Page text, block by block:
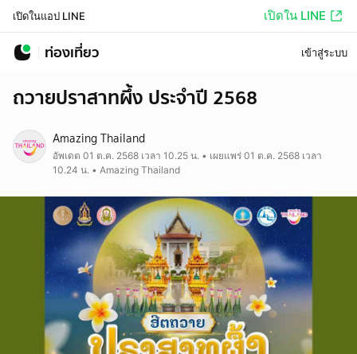
เปิดในแอป LINE เปิดใน LINE
ท่องเที่ยว เข้าสู่ระบบ
ถวายปราสาทผึ้ง ประจำปี 2568
Amazing Thailand
อัพเดต 01 ต.ค. 2568 เวลา 10.25 น. • เผยแพร่ 01 ต.ค. 2568 เวลา
10.24 น. • Amazing Thailand